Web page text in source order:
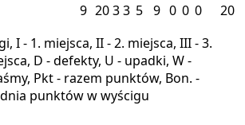
9 2033 5 9 0 0 0
20
I - 1. miejsca, II - 2. miejsca, III - 3.
D - defekty, U - upadki, W -
Pkt - razem punktów, Bon. -
punktów w wyścigu